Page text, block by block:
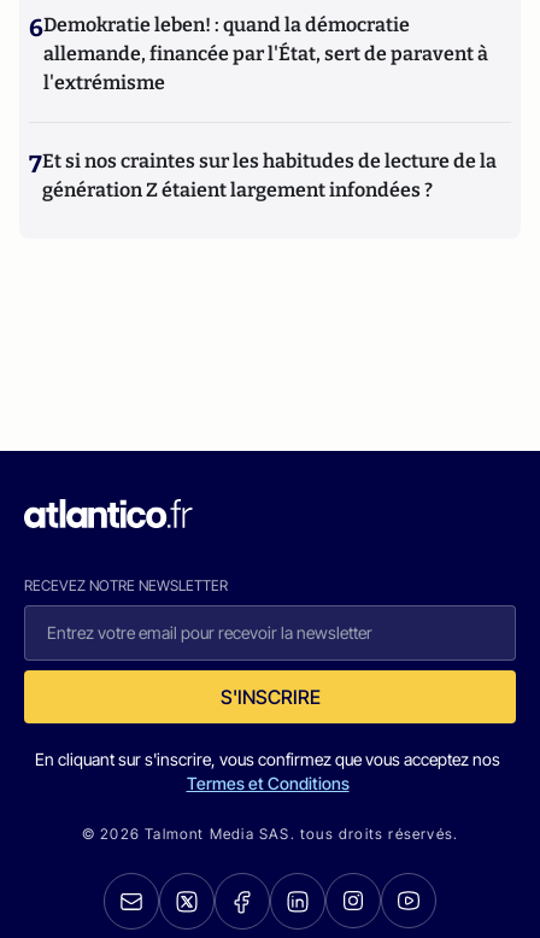
6Demokratie leben! : quand la démocratie
allemande, financée par l'État, sert de paravent à
l'extrémisme
7Et si nos craintes sur les habitudes de lecture de la
génération Z étaient largement infondées ?
RECEVEZ NOTRE NEWSLETTER
S'INSCRIRE
En cliquant sur s'inscrire, vous confirmez que vous acceptez nos
Termes et Conditions
© 2026 Talmont Media SAS. tous droits réservés.